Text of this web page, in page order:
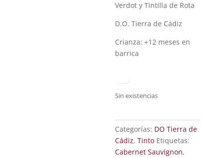
Verdot y Tintilla de Rota
D.O. Tierra de Cádiz
Crianza: +12 meses en
barrica
Sin existencias
Categorías: DO Tierra de
Cádiz,Tinto Etiquetas:
Cabernet Sauvignon,